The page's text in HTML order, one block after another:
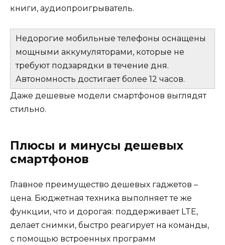
книги, аудиопроигрыватель.
Недорогие мобильные телефоны оснащены
мощными аккумуляторами, которые не
требуют подзарядки в течение дня.
Автономность достигает более 12 часов.
Даже дешевые модели смартфонов выглядят
стильно.
Плюсы и минусы дешевых
смартфонов
Главное преимущество дешевых гаджетов –
цена. Бюджетная техника выполняет те же
функции, что и дорогая: поддерживает LTE,
делает снимки, быстро реагирует на команды,
с помощью встроенных программ